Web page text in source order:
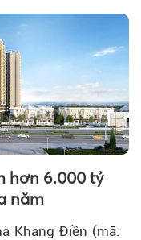
hơn 6.000 tỷ
năm
Khang Điền (mã: